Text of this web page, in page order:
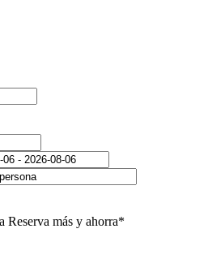
Reserva más y ahorra*